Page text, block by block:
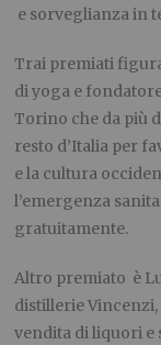
e sorveglianza in
Trai premiati
di yoga e
Torino che da più
resto d’Italia per
e la cultura
l’emergenza
gratuitamente.
Altro premiato è
distillerie
vendita di liquori e